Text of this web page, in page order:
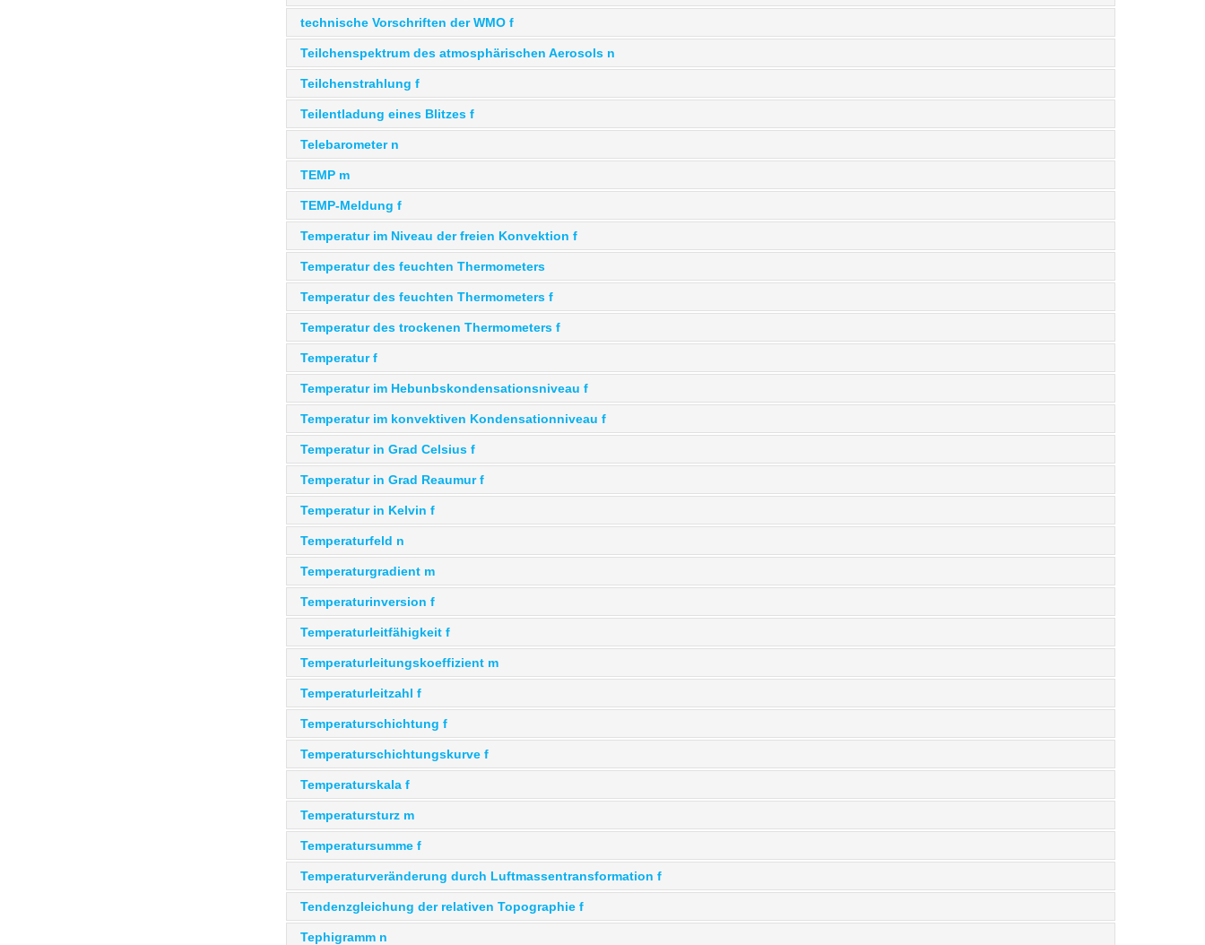
technische Vorschriften der WMO f
Teilchenspektrum des atmosphärischen Aerosols n
Teilchenstrahlung f
Teilentladung eines Blitzes f
Telebarometer n
TEMP m
TEMP-Meldung f
Temperatur im Niveau der freien Konvektion f
Temperatur des feuchten Thermometers
Temperatur des feuchten Thermometers f
Temperatur des trockenen Thermometers f
Temperatur f
Temperatur im Hebunbskondensationsniveau f
Temperatur im konvektiven Kondensationniveau f
Temperatur in Grad Celsius f
Temperatur in Grad Reaumur f
Temperatur in Kelvin f
Temperaturfeld n
Temperaturgradient m
Temperaturinversion f
Temperaturleitfähigkeit f
Temperaturleitungskoeffizient m
Temperaturleitzahl f
Temperaturschichtung f
Temperaturschichtungskurve f
Temperaturskala f
Temperatursturz m
Temperatursumme f
Temperaturveränderung durch Luftmassentransformation f
Tendenzgleichung der relativen Topographie f
Tephigramm n